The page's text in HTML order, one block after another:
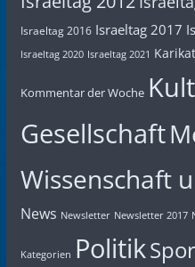
Israeltag 2016 Israeltag 2017
Israeltag 2020 Israeltag 2021
Kommentar der Woche
Gesellschaft
Wissenschaft
News Newsletter Newsletter 2017
Kategorien Politik